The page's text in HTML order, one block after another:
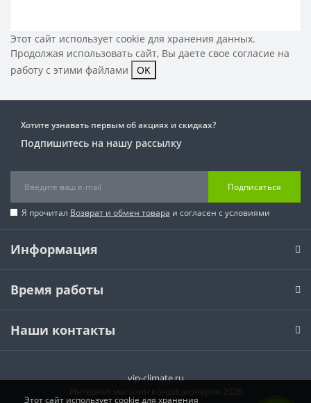
Этот сайт использует cookie для хранения данных.
Продолжая использовать сайт, Вы даете свое согласие на
работу с этими файлами
OK
Хотите узнавать первым об акциях и скидках?
Подпишитесь на нашу рассылку
Подписаться
Я прочитал Возврат и обмен товара и согласен с условиями
Информация
Время работы
Наши контакты
vip-climate.ru
Интернет магазин кондиционеров 2026
Этот сайт использует cookie для хранения